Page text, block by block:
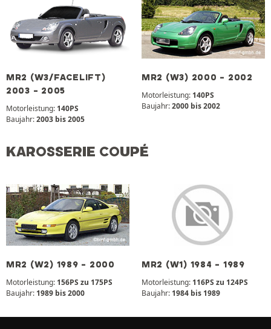
MR2 (W3/FACELIFT)
2003 - 2005
Motorleistung: 140PS
Baujahr:2003 bis 2005
MR2 (W3) 2000 - 2002
Motorleistung: 140PS
Baujahr:2000 bis 2002
KAROSSERIE COUPÉ
MR2 (W2) 1989 - 2000
Motorleistung: 156PS zu 175PS
Baujahr: 1989 bis 2000
MR2 (W1) 1984 - 1989
Motorleistung: 116PS zu 124PS
Baujahr: 1984 bis 1989